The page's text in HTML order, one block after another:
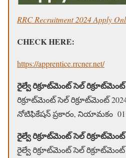
RRC Recruitment 2024 Apply
CHECK HERE:
https://apprentice.rrcner.net/
రైల్వే రిక్రూట్‌మెంట్ సెల్
రిక్రూట్‌మెంట్ సెల్ రిక్రూట్‌మెంట్
నోటిఫికేషన్ ప్రకారం, నియామకం 01
రైల్వే రిక్రూట్‌మెంట్ సెల్
రైల్వే రిక్రూట్‌మెంట్ సెల్